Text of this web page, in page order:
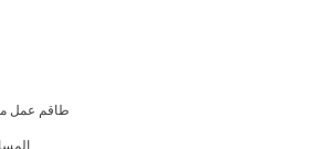
طاقم عمل